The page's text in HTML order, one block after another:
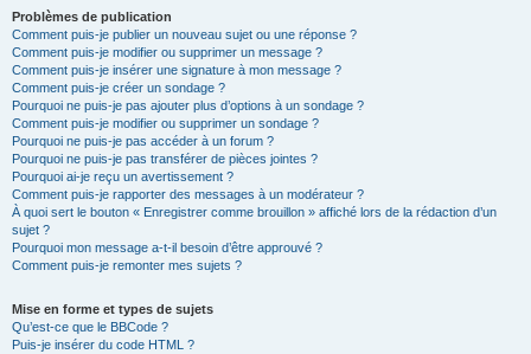
Problèmes de publication
Comment puis-je publier un nouveau sujet ou une réponse ?
Comment puis-je modifier ou supprimer un message ?
Comment puis-je insérer une signature à mon message ?
Comment puis-je créer un sondage ?
Pourquoi ne puis-je pas ajouter plus d’options à un sondage ?
Comment puis-je modifier ou supprimer un sondage ?
Pourquoi ne puis-je pas accéder à un forum ?
Pourquoi ne puis-je pas transférer de pièces jointes ?
Pourquoi ai-je reçu un avertissement ?
Comment puis-je rapporter des messages à un modérateur ?
À quoi sert le bouton « Enregistrer comme brouillon » affiché lors de la rédaction d’un
sujet ?
Pourquoi mon message a-t-il besoin d’être approuvé ?
Comment puis-je remonter mes sujets ?
Mise en forme et types de sujets
Qu’est-ce que le BBCode ?
Puis-je insérer du code HTML ?